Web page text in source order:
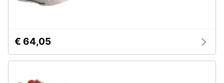
€ 64,05